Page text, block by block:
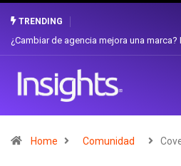
TRENDING
Gabriela Herrera y el arte de cambiarse
Home Comunidad